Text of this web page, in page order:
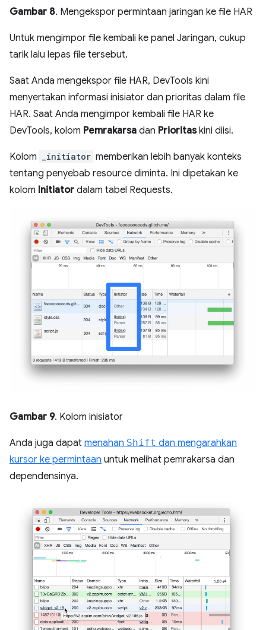
Gambar 8. Mengekspor permintaan jaringan ke file HAR
Untuk mengimpor file kembali ke panel Jaringan, cukup
tarik lalu lepas file tersebut.
Saat Anda mengekspor file HAR, DevTools kini
menyertakan informasi inisiator dan prioritas dalam file
HAR. Saat Anda mengimpor kembali file HAR ke
DevTools, kolom Pemrakarsa dan Prioritaskini diisi.
Kolom _initiator memberikan lebih banyak konteks
tentang penyebab resource diminta. Ini dipetakan ke
kolom Initiator dalam tabel Requests.
Gambar 9. Kolom inisiator
Anda juga dapat menahan Shift dan mengarahkan
kursor ke permintaan untuk melihat pemrakarsa dan
dependensinya.